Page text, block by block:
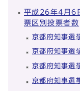
平成26年4月6
票区別投票者数
京都府知事選
京都府知事選
京都府知事選
京都府知事選